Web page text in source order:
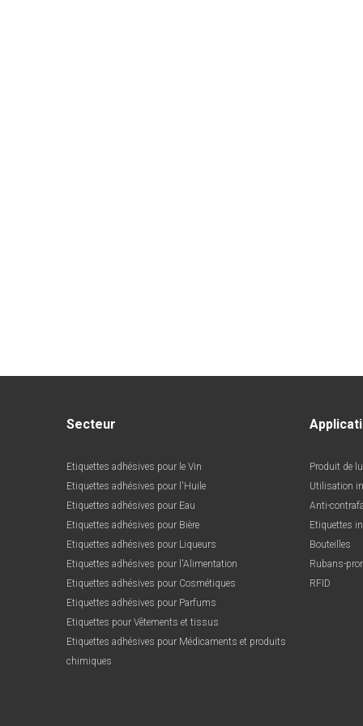
Secteur
Etiquettes adhésives pour le Vin
Etiquettes adhésives pour l'Huile
Etiquettes adhésives pour Eau
Etiquettes adhésives pour Bière
Etiquettes adhésives pour Liqueurs
Etiquettes adhésives pour l'Alimentation
Etiquettes adhésives pour Cosmétiques
Etiquettes adhésives pour Parfums
Etiquettes pour Vêtements et tissus
Etiquettes adhésives pour Médicaments et produits
chimiques
Produit de
Utilisation
Anti-
Etiquettes
Bouteilles
Rubans-
RFID